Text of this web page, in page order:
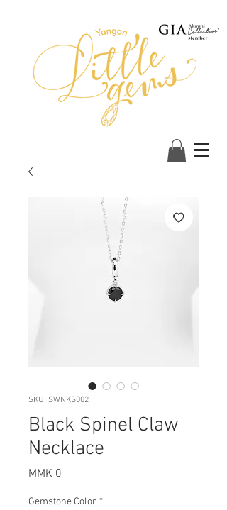
SKU: SWNKS002
Black Spinel Claw
Necklace
MMK 0
Gemstone Color *